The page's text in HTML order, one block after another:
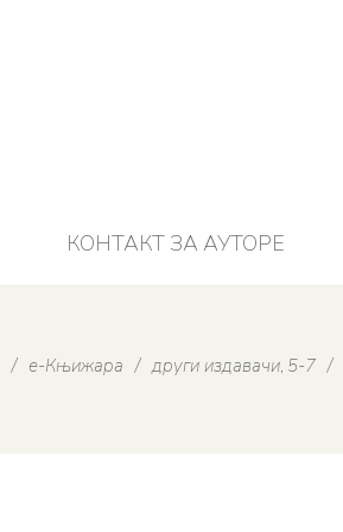
КОНТАКТ ЗА АУТОРЕ
/ е-Књижара / други издавачи, 5-7 /